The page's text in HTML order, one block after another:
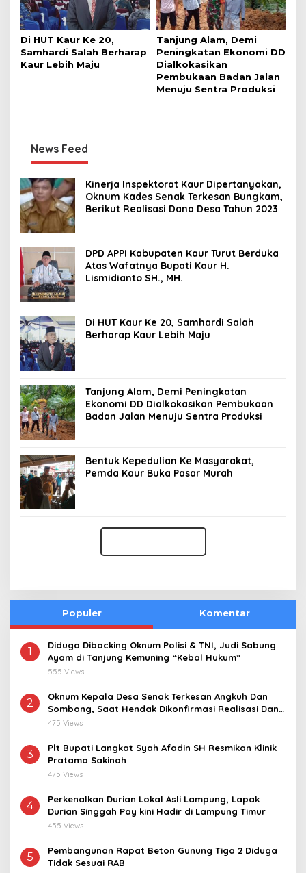
Di HUT Kaur Ke 20,
Samhardi Salah Berharap
Kaur Lebih Maju
Tanjung Alam, Demi
Peningkatan Ekonomi DD
Dialkokasikan
Pembukaan Badan Jalan
Menuju Sentra Produksi
News Feed
Kinerja Inspektorat Kaur Dipertanyakan,
Oknum Kades Senak Terkesan Bungkam,
Berikut Realisasi Dana Desa Tahun 2023
DPD APPI Kabupaten Kaur Turut Berduka
Atas Wafatnya Bupati Kaur H.
Lismidianto SH., MH.
Di HUT Kaur Ke 20, Samhardi Salah
Berharap Kaur Lebih Maju
Tanjung Alam, Demi Peningkatan
Ekonomi DD Dialkokasikan Pembukaan
Badan Jalan Menuju Sentra Produksi
Bentuk Kepedulian Ke Masyarakat,
Pemda Kaur Buka Pasar Murah
Populer Komentar
1
Diduga Dibacking Oknum Polisi & TNI, Judi Sabung
Ayam di Tanjung Kemuning “Kebal Hukum”
555 Views
2
Oknum Kepala Desa Senak Terkesan Angkuh Dan
Sombong, Saat Hendak Dikonfirmasi Realisasi Dana
Desa 2021-2024
475 Views
3
Plt Bupati Langkat Syah Afadin SH Resmikan Klinik
Pratama Sakinah
475 Views
4
Perkenalkan Durian Lokal Asli Lampung, Lapak
Durian Singgah Pay kini Hadir di Lampung Timur
455 Views
5
Pembangunan Rapat Beton Gunung Tiga 2 Diduga
Tidak Sesuai RAB